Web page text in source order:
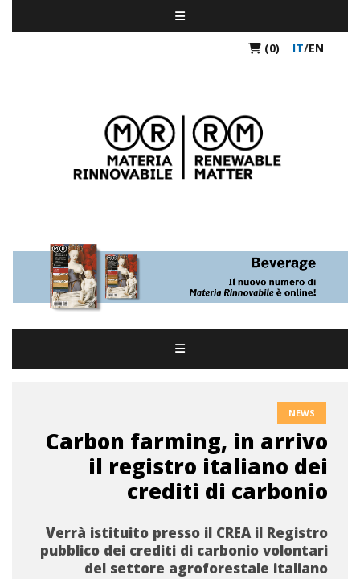
(0) IT/EN
NEWS
Carbon farming, in arrivo
il registro italiano dei
crediti di carbonio
Verrà istituito presso il CREA il Registro
pubblico dei crediti di carbonio volontari
del settore agroforestale italiano